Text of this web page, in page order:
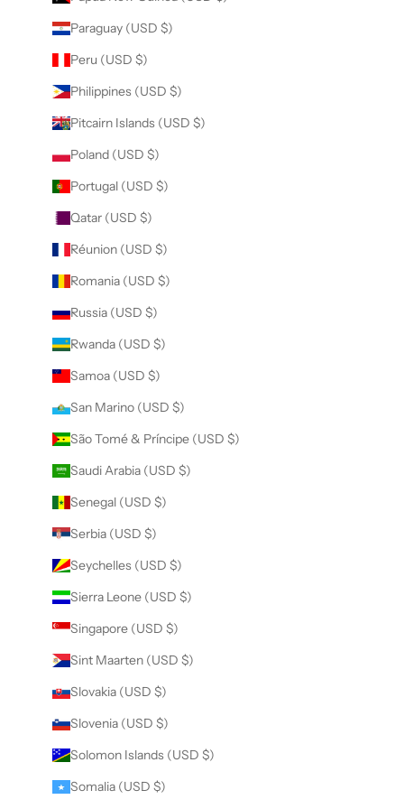
Paraguay (USD $)
Peru (USD $)
Philippines (USD $)
Pitcairn Islands (USD $)
Poland (USD $)
Portugal (USD $)
Qatar (USD $)
Réunion (USD $)
Romania (USD $)
Russia (USD $)
Rwanda (USD $)
Samoa (USD $)
San Marino (USD $)
São Tomé & Príncipe (USD $)
Saudi Arabia (USD $)
Senegal (USD $)
Serbia (USD $)
Seychelles (USD $)
Sierra Leone (USD $)
Singapore (USD $)
Sint Maarten (USD $)
Slovakia (USD $)
Slovenia (USD $)
Solomon Islands (USD $)
Somalia (USD $)